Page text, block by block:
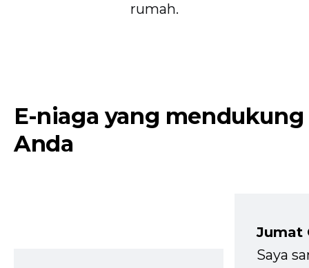
rumah.
E-niaga yang mendukung
Anda
Jumat
Saya